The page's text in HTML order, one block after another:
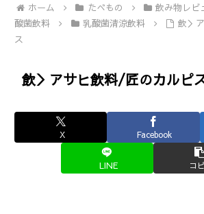
ホーム たべもの 飲み物レビ
酸菌飲料
乳酸菌清涼飲料
飲＞
ス
飲＞アサヒ飲料/匠のカルピ
X Facebook
LINE コ